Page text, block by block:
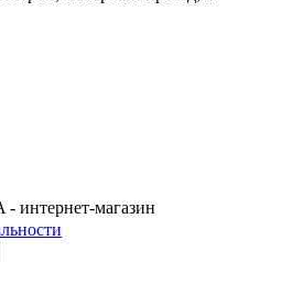
интернет-магазин